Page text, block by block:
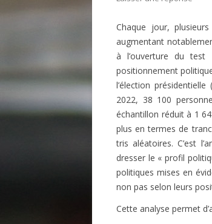
Chaque jour,
augmentant
à l’ouverture du test
positionnement
l’élection
2022, 38 100
échantillon réduit à 1
plus en termes de
tris aléatoires. C’est
dresser le « profil
politiques mises en
non pas selon leurs
Cette analyse permet